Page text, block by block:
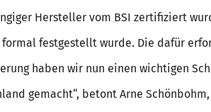
Hersteller vom BSI zertifiziert
formal festgestellt wurde. Die dafür
haben wir nun einen wichtigen
gemacht“, betont Arne